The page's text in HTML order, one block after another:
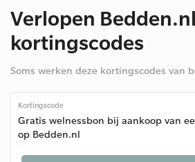
Verlopen Bedden.nl
kortingscodes
Soms werken deze kortingscodes van
Kortingscode
Gratis welnessbon bij aankoop van
op Bedden.nl